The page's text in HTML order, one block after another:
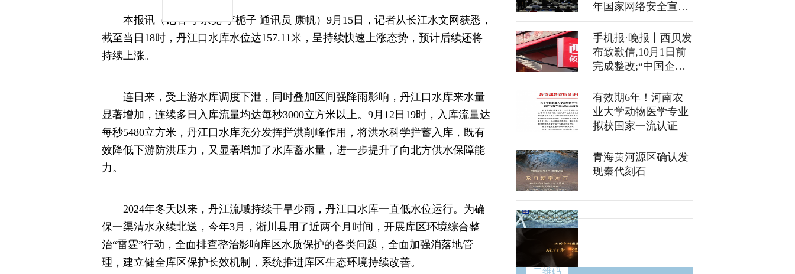
本报讯（记者 李宗宽 李栀子 通讯员 康帆）9月15日，记者从长江水文网获悉，
截至当日18时，丹江口水库水位达157.11米，呈持续快速上涨态势，预计后续还将
持续上涨。
连日来，受上游水库调度下泄，同时叠加区间强降雨影响，丹江口水库来水量
显著增加，连续多日入库流量均达每秒3000立方米以上。9月12日19时，入库流量达
每秒5480立方米，丹江口水库充分发挥拦洪削峰作用，将洪水科学拦蓄入库，既有
效降低下游防洪压力，又显著增加了水库蓄水量，进一步提升了向北方供水保障能
力。
2024年冬天以来，丹江流域持续干旱少雨，丹江口水库一直低水位运行。为确
保一渠清水永续北送，今年3月，淅川县用了近两个月时间，开展库区环境综合整
治“雷霆”行动，全面排查整治影响库区水质保护的各类问题，全面加强消落地管
理，建立健全库区保护长效机制，系统推进库区生态环境持续改善。
年国家网络安全宣传
周河南省活动在商丘
启动
手机报·晚报丨西贝发
布致歉信,10月1日前
完成整改;“中国企业
500强”榜单发布，河
南共有12家企业上榜
有效期6年！河南农
业大学动物医学专业
拟获国家一流认证
青海黄河源区确认发
现秦代刻石
二维码